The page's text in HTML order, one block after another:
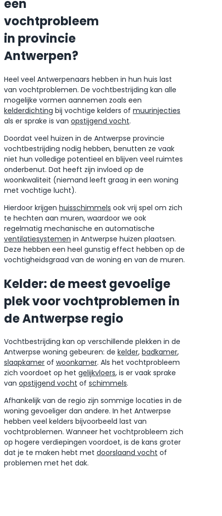
een
vochtprobleem
in provincie
Antwerpen?
Heel veel Antwerpenaars hebben in hun huis last
van vochtproblemen. De vochtbestrijding kan alle
mogelijke vormen aannemen zoals een
kelderdichting bij vochtige kelders of muurinjecties
als er sprake is van opstijgend vocht.
Doordat veel huizen in de Antwerpse provincie
vochtbestrijding nodig hebben, benutten ze vaak
niet hun volledige potentieel en blijven veel ruimtes
onderbenut. Dat heeft zijn invloed op de
woonkwaliteit (niemand leeft graag in een woning
met vochtige lucht).
Hierdoor krijgen huisschimmels ook vrij spel om zich
te hechten aan muren, waardoor we ook
regelmatig mechanische en automatische
ventilatiesystemen in Antwerpse huizen plaatsen.
Deze hebben een heel gunstig effect hebben op de
vochtigheidsgraad van de woning en van de muren.
Kelder: de meest gevoelige
plek voor vochtproblemen in
de Antwerpse regio
Vochtbestrijding kan op verschillende plekken in de
Antwerpse woning gebeuren: de kelder, badkamer,
slaapkamer of woonkamer. Als het vochtprobleem
zich voordoet op het gelijkvloers, is er vaak sprake
van opstijgend vocht of schimmels.
Afhankelijk van de regio zijn sommige locaties in de
woning gevoeliger dan andere. In het Antwerpse
hebben veel kelders bijvoorbeeld last van
vochtproblemen. Wanneer het vochtprobleem zich
op hogere verdiepingen voordoet, is de kans groter
dat je te maken hebt met doorslaand vocht of
problemen met het dak.